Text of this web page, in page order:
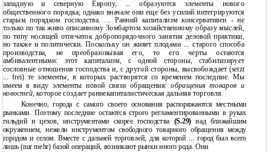
западную и северную Европу, ... образуются элементы нового
общественного порядка; однако вначале они еще без усилий интегрируются
старым порядком господства. ... Ранний капитализм консервативен - не
только по так живо описанному Зомбартом хозяйственному образу мыслей,
по типу носящей отпечаток добропорядочного занятия деловой практики,
но также и политически. Поскольку он живет плодами ... старого способа
производства, не преобразовывая его, то его черты остаются
амбивалентными: этот капитализм, с одной стороны, стабилизирует
сословные отношения господства и, с другой стороны, высвобождает (setzt
... frei) те элементы, в которых растворятся со временем последние. Мы
имеем в виду элементы новой связи обращения:обращения товаров и
новостей,которое создает раннекапиталистическая дальняя торговля.
Конечно, города с самого своего основания распоряжаются местными
рынками. Поэтому последние остаются строго регламентированными в руках
гильдий и цехов, инструментами скорее господства (S.29)над ближайшим
окружением, нежели инструментом свободного товарного обращения между
городом и селом. Вместе с дальней торговлей, для которой ... город был всего
лишь (nur mehr) базой операций, возникают рынки иного рода. Они